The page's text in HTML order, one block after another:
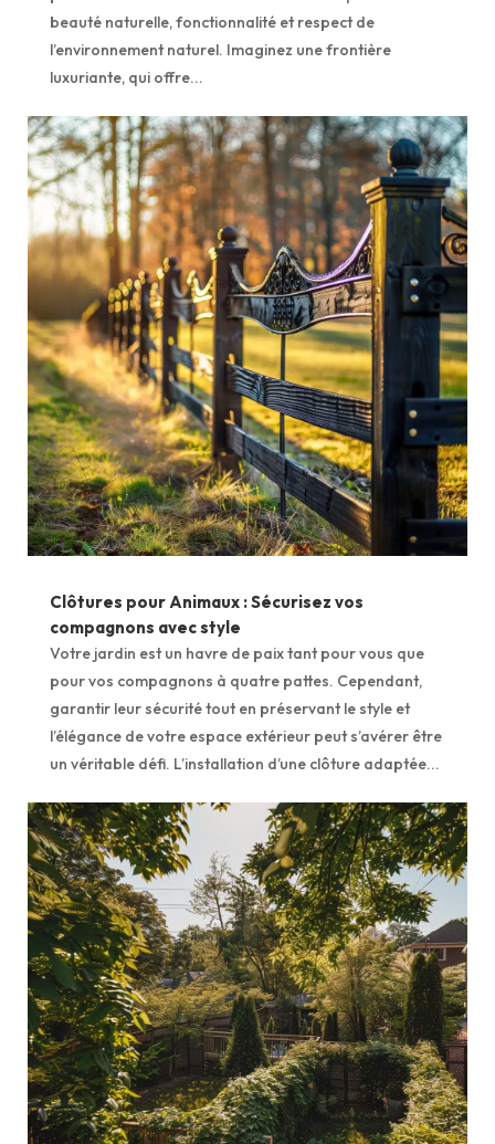
beauté naturelle, fonctionnalité et respect de
l’environnement naturel. Imaginez une frontière
luxuriante, qui offre...
Clôtures pour Animaux : Sécurisez vos
compagnons avec style
Votre jardin est un havre de paix tant pour vous que
pour vos compagnons à quatre pattes. Cependant,
garantir leur sécurité tout en préservant le style et
l’élégance de votre espace extérieur peut s’avérer être
un véritable défi. L’installation d’une clôture adaptée...